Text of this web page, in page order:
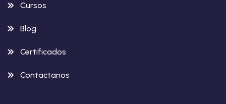
Cursos
Blog
Certificados
Contactanos